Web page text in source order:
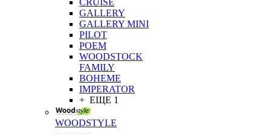
CRUISE
GALLERY
GALLERY MINI
PILOT
POEM
WOODSTOCK
FAMILY
BOHEME
IMPERATOR
+ ЕЩЕ 1
WOODSTYLE